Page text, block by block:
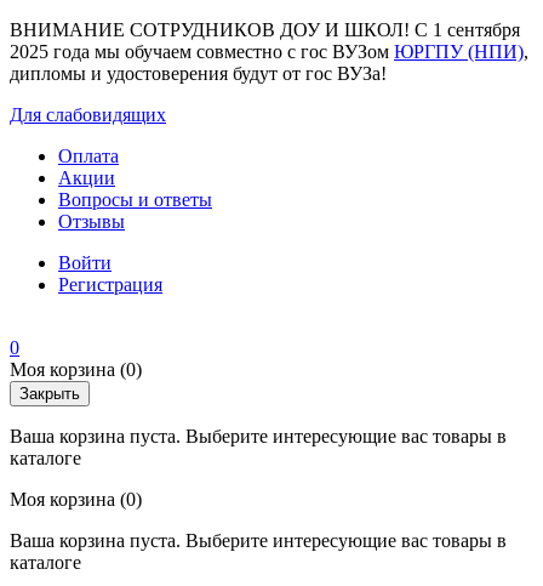
ВНИМАНИЕ СОТРУДНИКОВ ДОУ И ШКОЛ! С 1 сентября
2025 года мы обучаем совместно с гос ВУЗом ЮРГПУ (НПИ),
дипломы и удостоверения будут от гос ВУЗа!
Для слабовидящих
Оплата
Акции
Вопросы и ответы
Отзывы
Войти
Регистрация
0
Моя корзина (0)
Закрыть
Ваша корзина пуста. Выберите интересующие вас товары в
каталоге
Моя корзина (0)
Ваша корзина пуста. Выберите интересующие вас товары в
каталоге